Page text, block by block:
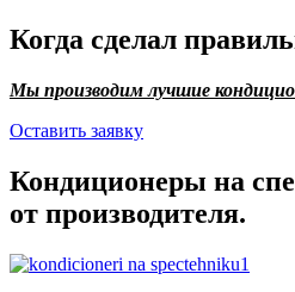
Когда сделал
Мы производим лучшие
Оставить заявку
Кондиционеры на
от производителя.